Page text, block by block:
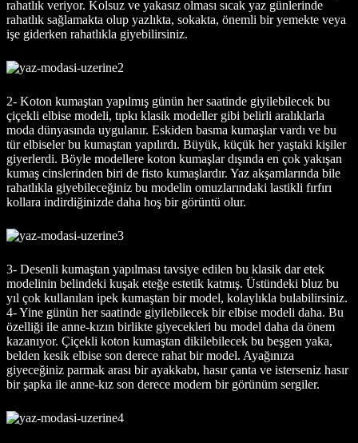
rahatlık veriyor. Kolsuz ve yakasız olması sıcak yaz günlerinde
rahatlık sağlamakta olup yazlıkta, sokakta, önemli bir yemekte veya
işe giderken rahatlıkla giyebilirsiniz.
2- Koton kumaştan yapılmış günün her saatinde giyilebilecek bu
çiçekli elbise modeli, tıpkı klasik modeller gibi belirli aralıklarla
moda dünyasında uygulanır. Eskiden basma kumaşlar vardı ve bu
tür elbiseler bu kumaştan yapılırdı. Büyük, küçük her yaştaki kişiler
giyerlerdi. Böyle modellere koton kumaşlar dışında en çok yakışan
kumaş cinslerinden biri de fisto kumaşlardır. Yaz akşamlarında bile
rahatlıkla giyebileceğiniz bu modelin omuzlarındaki lastikli fırfırı
kollara indirdiğinizde daha hoş bir görüntü olur.
3- Desenli kumaştan yapılması tavsiye edilen bu klasik dar etek
modelinin belindeki kuşak eteğe estetik katmış. Üstündeki bluz bu
yıl çok kullanılan ipek kumaştan bir model, kolaylıkla bulabilirsiniz.
4- Yine günün her saatinde giyilebilecek bir elbise modeli daha. Bu
özelliği ile anne-kızın birlikte giyecekleri bu model daha da önem
kazanıyor. Çiçekli koton kumaştan dikilebilecek bu beşgen yaka,
belden kesik elbise son derece rahat bir model. Ayağınıza
giyeceğiniz parmak arası bir ayakkabı, hasır çanta ve isterseniz hasır
bir şapka ile anne-kız son derece modern bir görünüm sergiler.